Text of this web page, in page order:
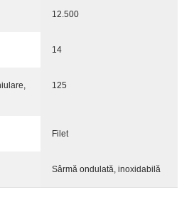
12.500
14
125
Filet
Sârmă ondulată, inoxidabilă